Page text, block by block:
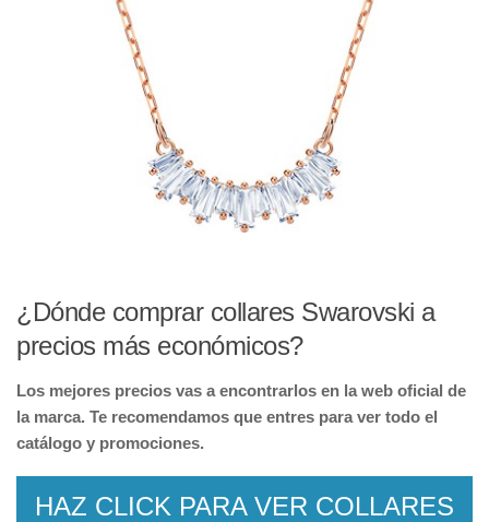
¿Dónde comprar collares Swarovski a
precios más económicos?
Los mejores precios vas a encontrarlos en la web oficial de
la marca. Te recomendamos que entres para ver todo el
catálogo y promociones.
HAZ CLICK PARA VER COLLARES